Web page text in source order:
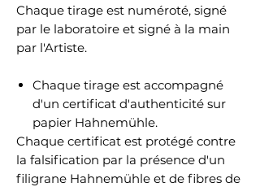
Chaque tirage est numéroté, signé
par le laboratoire et signé à la main
par l'Artiste.
Chaque tirage est accompagné
d'un certificat d'authenticité sur
papier Hahnemühle.
Chaque certificat est protégé contre
la falsification par la présence d'un
filigrane Hahnemühle et de fibres de